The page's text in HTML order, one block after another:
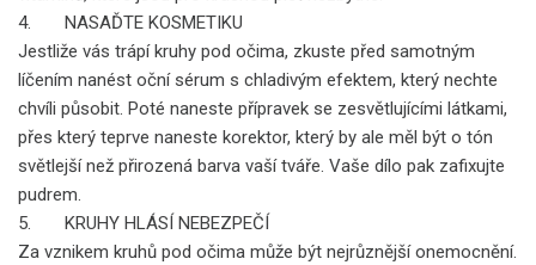
4. NASAĎTE KOSMETIKU
Jestliže vás trápí kruhy pod očima, zkuste před samotným
líčením nanést oční sérum s chladivým efektem, který nechte
chvíli působit. Poté naneste přípravek se zesvětlujícími látkami,
přes který teprve naneste korektor, který by ale měl být o tón
světlejší než přirozená barva vaší tváře. Vaše dílo pak zafixujte
pudrem.
5. KRUHY HLÁSÍ NEBEZPEČÍ
Za vznikem kruhů pod očima může být nejrůznější onemocnění.